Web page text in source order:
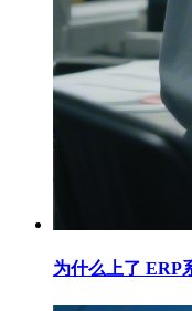
为什么上了 ERP